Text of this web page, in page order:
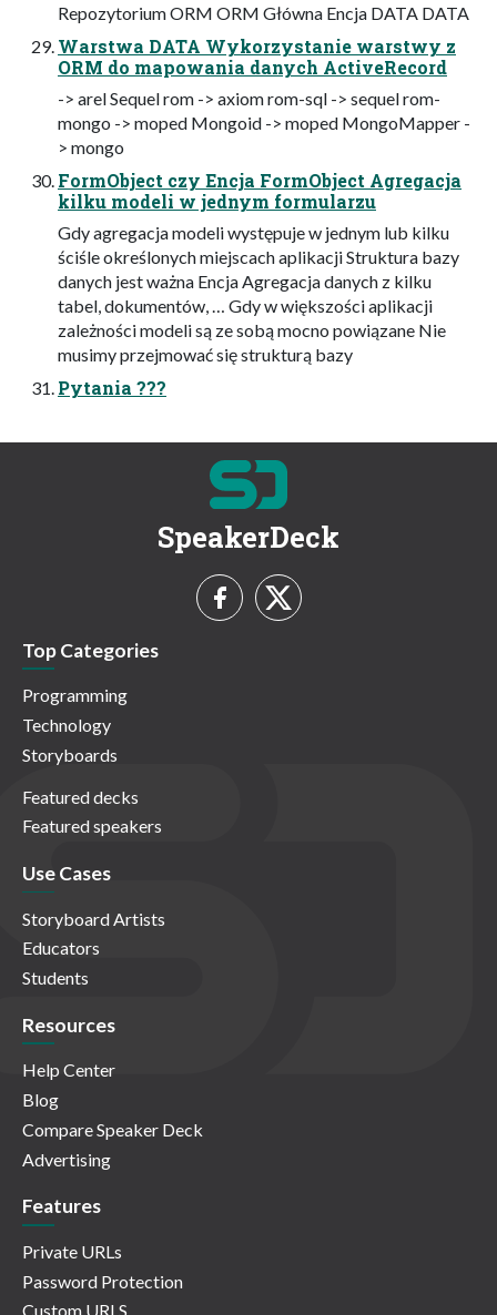
Repozytorium ORM ORM Główna Encja DATA DATA
Warstwa DATA Wykorzystanie warstwy z
ORM do mapowania danych ActiveRecord
-> arel Sequel rom -> axiom rom-sql -> sequel rom-
mongo -> moped Mongoid -> moped MongoMapper -
> mongo
FormObject czy Encja FormObject Agregacja
kilku modeli w jednym formularzu
Gdy agregacja modeli występuje w jednym lub kilku
ściśle określonych miejscach aplikacji Struktura bazy
danych jest ważna Encja Agregacja danych z kilku
tabel, dokumentów, … Gdy w większości aplikacji
zależności modeli są ze sobą mocno powiązane Nie
musimy przejmować się strukturą bazy
Pytania ???
SpeakerDeck
Top Categories
Programming
Technology
Storyboards
Featured decks
Featured speakers
Use Cases
Storyboard Artists
Educators
Students
Resources
Help Center
Blog
Compare Speaker Deck
Advertising
Features
Private URLs
Password Protection
Custom URLS